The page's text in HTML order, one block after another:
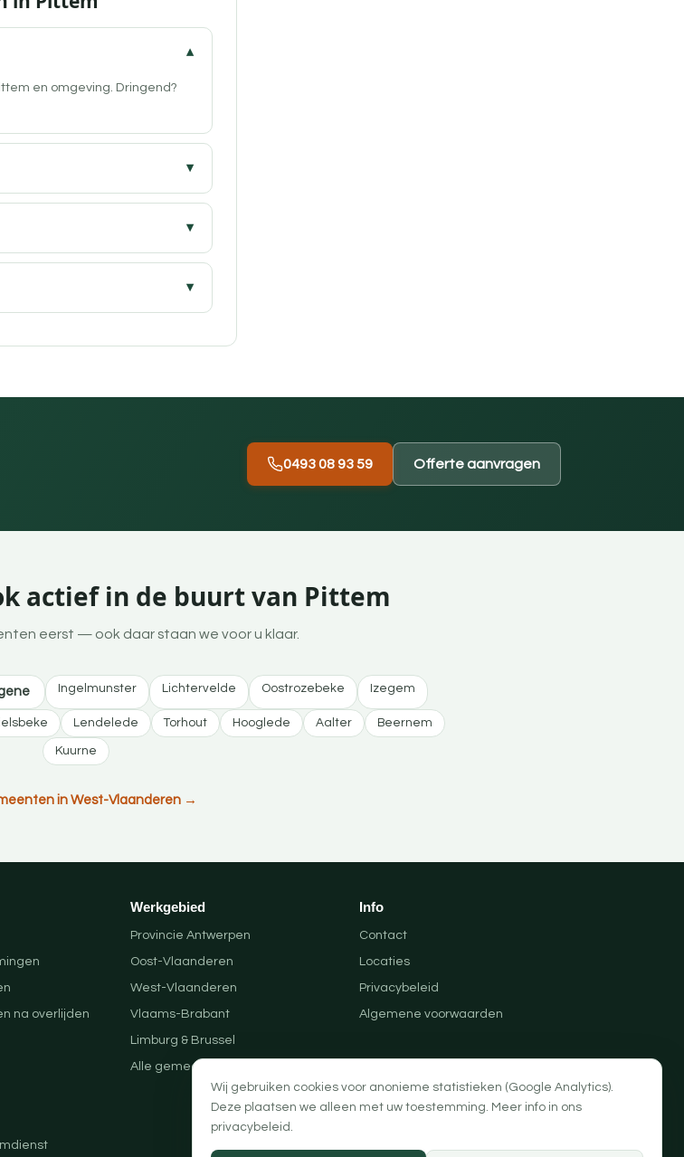
en omgeving. Dringend?
0493 08 93 59 Offerte aanvragen
actief in de buurt van Pittem
eerst — ook daar staan we voor u klaar.
Ingelmunster Lichtervelde Oostrozebeke Izegem
Lendelede Torhout Hooglede Aalter Beernem
Kuurne
in West-Vlaanderen →
na overlijden
Werkgebied
Provincie Antwerpen
Oost-Vlaanderen
West-Vlaanderen
Vlaams-Brabant
Limburg & Brussel
Alle gemeenten
Info
Contact
Locaties
Privacybeleid
Algemene voorwaarden
Wij gebruiken cookies voor anonieme statistieken (Google Analytics).
Deze plaatsen we alleen met uw toestemming. Meer info in ons
privacybeleid .